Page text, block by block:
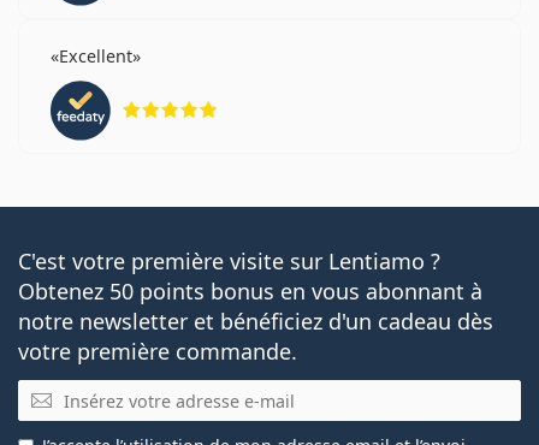
Excellent
C'est votre première visite sur Lentiamo ?
Obtenez 50 points bonus en vous abonnant à
notre newsletter et bénéficiez d'un cadeau dès
votre première commande.
E-mail